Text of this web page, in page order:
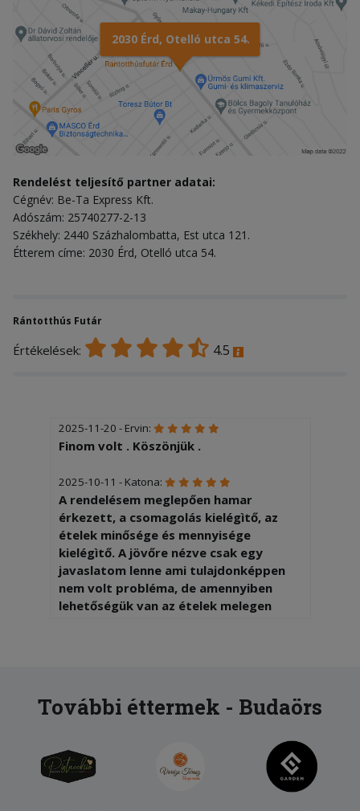
2030 Érd, Otelló utca 54.
Rendelést teljesítő partner adatai:
Cégnév: Be-Ta Express Kft.
Adószám: 25740277-2-13
Székhely: 2440 Százhalombatta, Est utca 121.
Étterem címe: 2030 Érd, Otelló utca 54.
Rántotthús Futár
Értékelések: 4.5
2025-11-20 - Ervin:
Finom volt . Köszönjük .
2025-10-11 - Katona:
A rendelésem meglepően hamar
érkezett, a csomagolás kielégìtő, az
ételek minősége és mennyisége
kielégìtő. A jövőre nézve csak egy
javaslatom lenne ami tulajdonképpen
nem volt probléma, de amennyiben
lehetőségük van az ételek melegen
Nagyon gyors a kiszállítás, vetekszik a
étel sokkal jobb! Az ára is baráti.
Érdemes kipróbálni, ha már nagyon
éhes vagy és nem bírnád ki, mire egy
További éttermek - Budaörs